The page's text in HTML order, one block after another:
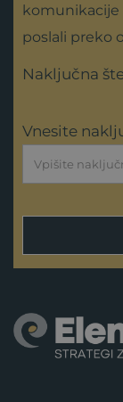
komunikacije
poslali preko
Naključna
Vnesite